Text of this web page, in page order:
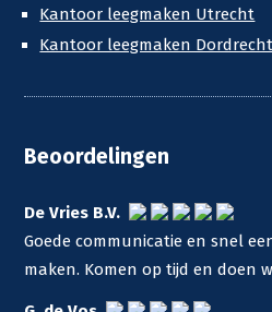
Kantoor leegmaken Utrecht
Kantoor leegmaken Dordrecht
Beoordelingen
De Vries B.V.
Goede communicatie en snel
maken. Komen op tijd en doen